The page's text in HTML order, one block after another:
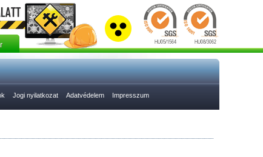
Jogi nyilatkozat Adatvédelem Impresszum